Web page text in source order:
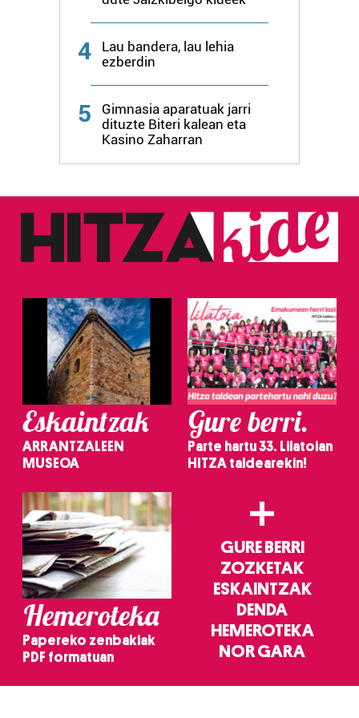
4
Lau bandera, lau lehia
ezberdin
5
Gimnasia aparatuak jarri
dituzte Biteri kalean eta
Kasino Zaharran
Eskaintzak
ARRANTZALEEN
MUSEOA
Gure berri.
Parte hartu 33. Lilatoian
HITZA taldearekin!
Hemeroteka
Papereko zenbakiak
PDF formatuan
+
GURE BERRI
ZOZKETAK
ESKAINTZAK
DENDA
HEMEROTEKA
NOR GARA